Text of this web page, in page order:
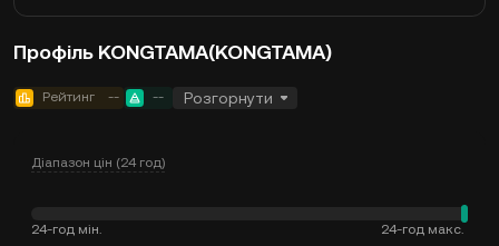
Профіль KONGTAMA(KONGTAMA)
Рейтинг -- -- Розгорнути
Діапазон цін (24 год)
24-год мін.
24-год макс.